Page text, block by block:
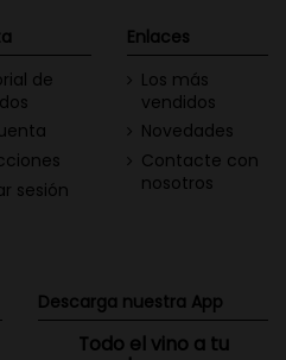
de
sesión
Enlaces
Los más
vendidos
Novedades
Contacte con
nosotros
Descarga nuestra App
Todo el vino a tu